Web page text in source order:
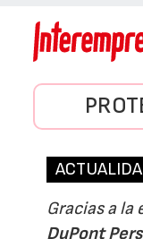
Gracias a
DuPont